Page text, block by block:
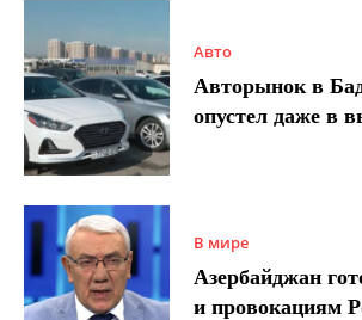
Авто
Авторынок в
опустел даже в
В мире
Азербайджан
и провокациям